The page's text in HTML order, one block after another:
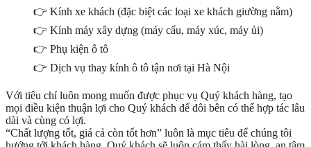
👉 Kính xe khách (đặc biệt các loại xe khách giường nằm)
👉 Kính máy xây dựng (máy cẩu, máy xúc, máy ủi)
👉 Phụ kiện ô tô
👉 Dịch vụ thay kính ô tô tận nơi tại Hà Nội
Với tiêu chí luôn mong muốn được phục vụ Quý khách hàng, tạo
mọi điều kiện thuận lợi cho Quý khách để đôi bên có thể hợp tác lâu
dài và cùng có lợi.
“Chất lượng tốt, giá cả còn tốt hơn” luôn là mục tiêu để chúng tôi